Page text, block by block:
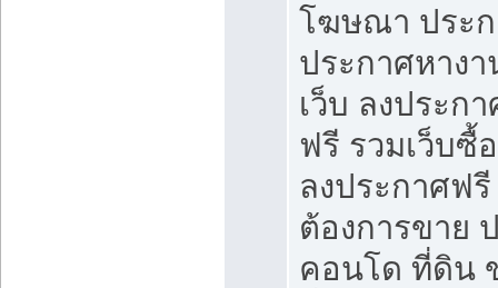
โฆษณา ประ
ประกาศหาง
เว็บ ลงประก
ฟรี รวมเว็บซื้
ลงประกาศฟ
ต้องการขาย
คอนโด ที่ดิน